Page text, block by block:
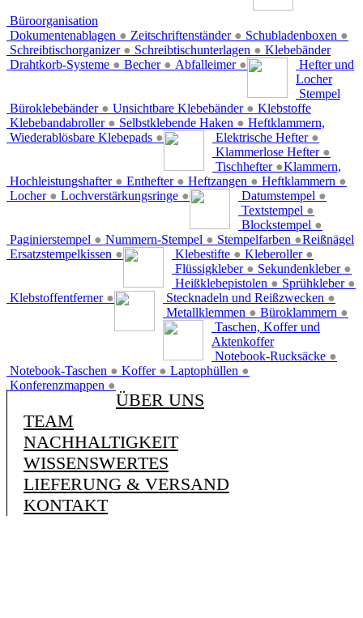
Büroorganisation
Dokumentenablagen ● Zeitschriftenständer ● Schubladenboxen ●
Schreibtischorganizer ● Schreibtischunterlagen ●
Drahtkorb-Systeme ● Becher ● Abfalleimer ●
Klebebänder
Büroklebebänder ● Unsichtbare Klebebänder ●
Klebebandabroller ● Selbstklebende Haken ●
Wiederablösbare Klebepads ●
Hefter und
Locher
Elektrische Hefter ●
Klammerlose Hefter ●
Tischhefter ●
Hochleistungshafter ● Enthefter ● Heftzangen ● Heftklammern ●
Locher ● Lochverstärkungsringe ●
Stempel
Datumstempel ●
Textstempel ●
Blockstempel ●
Paginierstempel ● Nummern-Stempel ● Stempelfarben ●
Ersatzstempelkissen ●
Klebstoffe
Klebestifte ● Kleberoller ●
Flüssigkleber ● Sekundenkleber ●
Heißklebepistolen ● Sprühkleber ●
Klebstoffentferner ●
Heftklammern,
Klammern,
Reißnägel
Stecknadeln und Reißzwecken ●
Metallklemmen ● Büroklammern ●
Taschen, Koffer und
Aktenkoffer
Notebook-Rucksäcke ●
Notebook-Taschen ● Koffer ● Laptophüllen ●
Konferenzmappen ●
ÜBER UNS
TEAM
NACHHALTIGKEIT
WISSENSWERTES
LIEFERUNG & VERSAND
KONTAKT